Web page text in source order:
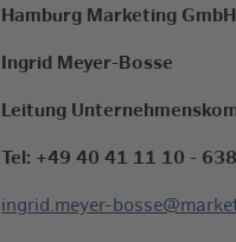
Hamburg Marketing GmbH
Ingrid Meyer-Bosse
Leitung
Tel: +49 40 41 11 10 - 638
ingrid.meyer-